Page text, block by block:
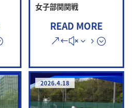
女子部関関戦
READ MORE
2026.4.18